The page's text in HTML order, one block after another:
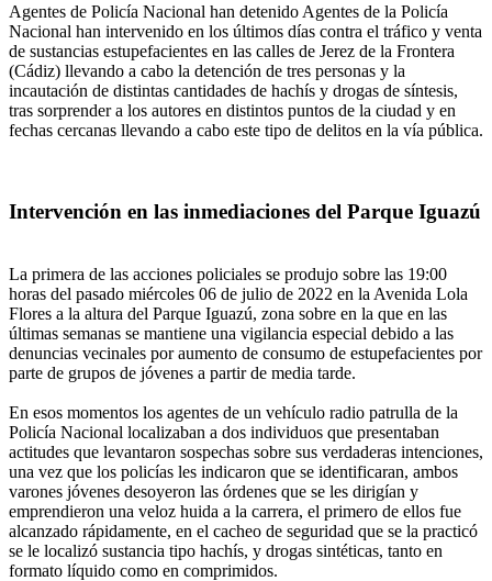
Agentes de Policía Nacional han detenido Agentes de la Policía
Nacional han intervenido en los últimos días contra el tráfico y venta
de sustancias estupefacientes en las calles de Jerez de la Frontera
(Cádiz) llevando a cabo la detención de tres personas y la
incautación de distintas cantidades de hachís y drogas de síntesis,
tras sorprender a los autores en distintos puntos de la ciudad y en
fechas cercanas llevando a cabo este tipo de delitos en la vía pública.
Intervención en las inmediaciones del Parque Iguazú
La primera de las acciones policiales se produjo sobre las 19:00
horas del pasado miércoles 06 de julio de 2022 en la Avenida Lola
Flores a la altura del Parque Iguazú, zona sobre en la que en las
últimas semanas se mantiene una vigilancia especial debido a las
denuncias vecinales por aumento de consumo de estupefacientes por
parte de grupos de jóvenes a partir de media tarde.
En esos momentos los agentes de un vehículo radio patrulla de la
Policía Nacional localizaban a dos individuos que presentaban
actitudes que levantaron sospechas sobre sus verdaderas intenciones,
una vez que los policías les indicaron que se identificaran, ambos
varones jóvenes desoyeron las órdenes que se les dirigían y
emprendieron una veloz huida a la carrera, el primero de ellos fue
alcanzado rápidamente, en el cacheo de seguridad que se la practicó
se le localizó sustancia tipo hachís, y drogas sintéticas, tanto en
formato líquido como en comprimidos.